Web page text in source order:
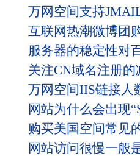
万网空间支持
互联网热潮微博团
服务器的稳定性对
关注CN域名注册
万网空间IIS链接人
网站为什么会出现
购买美国空间常见
网站访问很慢一般